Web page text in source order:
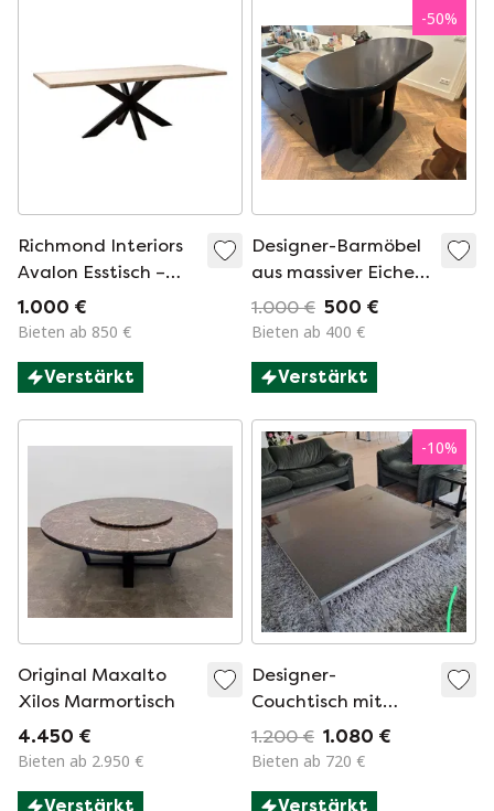
Richmond Interiors
Avalon Esstisch –
230 × 100 cm | Neu |
Originalverpackung
1.000 €
Bieten ab 850 €
Verstärkt
-50%
Designer-Barmöbel
aus massiver Eiche
und Stahl
1.000 € 500 €
Bieten ab 400 €
Verstärkt
Original Maxalto
Xilos Marmortisch
4.450 €
Bieten ab 2.950 €
Verstärkt
-10%
Designer-
Couchtisch mit
schwarzer
Granitplatte und
1.200 € 1.080 €
Bieten ab 720 €
Verstärkt